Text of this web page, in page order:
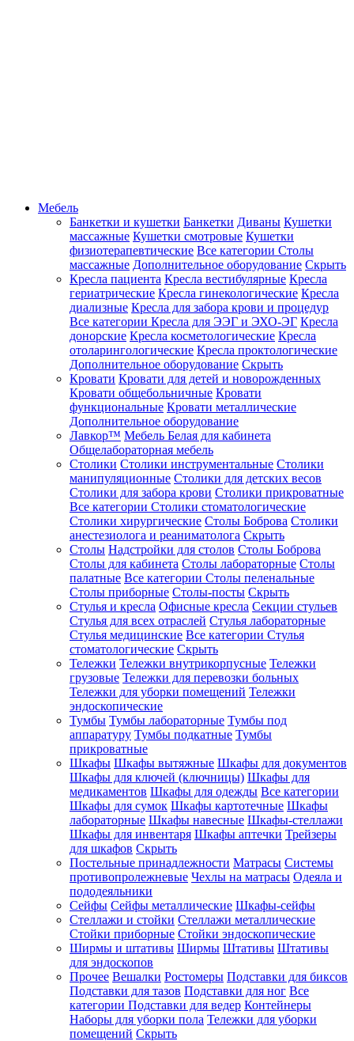
Мебель
Банкетки и кушетки Банкетки Диваны Кушетки
массажные Кушетки смотровые Кушетки
физиотерапевтические Все категории Столы
массажные Дополнительное оборудование Скрыть
Кресла пациента Кресла вестибулярные Кресла
гериатрические Кресла гинекологические Кресла
диализные Кресла для забора крови и процедур
Все категории Кресла для ЭЭГ и ЭХО-ЭГ Кресла
донорские Кресла косметологические Кресла
отоларингологические Кресла проктологические
Дополнительное оборудование Скрыть
Кровати Кровати для детей и новорожденных
Кровати общебольничные Кровати
функциональные Кровати металлические
Дополнительное оборудование
Лавкор™ Мебель Белая для кабинета
Общелабораторная мебель
Столики Столики инструментальные Столики
манипуляционные Столики для детских весов
Столики для забора крови Столики прикроватные
Все категории Столики стоматологические
Столики хирургические Столы Боброва Столики
анестезиолога и реаниматолога Скрыть
Столы Надстройки для столов Столы Боброва
Столы для кабинета Столы лабораторные Столы
палатные Все категории Столы пеленальные
Столы приборные Столы-посты Скрыть
Стулья и кресла Офисные кресла Секции стульев
Стулья для всех отраслей Стулья лабораторные
Стулья медицинские Все категории Стулья
стоматологические Скрыть
Тележки Тележки внутрикорпусные Тележки
грузовые Тележки для перевозки больных
Тележки для уборки помещений Тележки
эндоскопические
Тумбы Тумбы лабораторные Тумбы под
аппаратуру Тумбы подкатные Тумбы
прикроватные
Шкафы Шкафы вытяжные Шкафы для документов
Шкафы для ключей (ключницы) Шкафы для
медикаментов Шкафы для одежды Все категории
Шкафы для сумок Шкафы картотечные Шкафы
лабораторные Шкафы навесные Шкафы-стеллажи
Шкафы для инвентаря Шкафы аптечки Трейзеры
для шкафов Скрыть
Постельные принадлежности Матрасы Системы
противопролежневые Чехлы на матрасы Одеяла и
пододеяльники
Сейфы Сейфы металлические Шкафы-сейфы
Стеллажи и стойки Стеллажи металлические
Стойки приборные Стойки эндоскопические
Ширмы и штативы Ширмы Штативы Штативы
для эндоскопов
Прочее Вешалки Ростомеры Подставки для биксов
Подставки для тазов Подставки для ног Все
категории Подставки для ведер Контейнеры
Наборы для уборки пола Тележки для уборки
помещений Скрыть